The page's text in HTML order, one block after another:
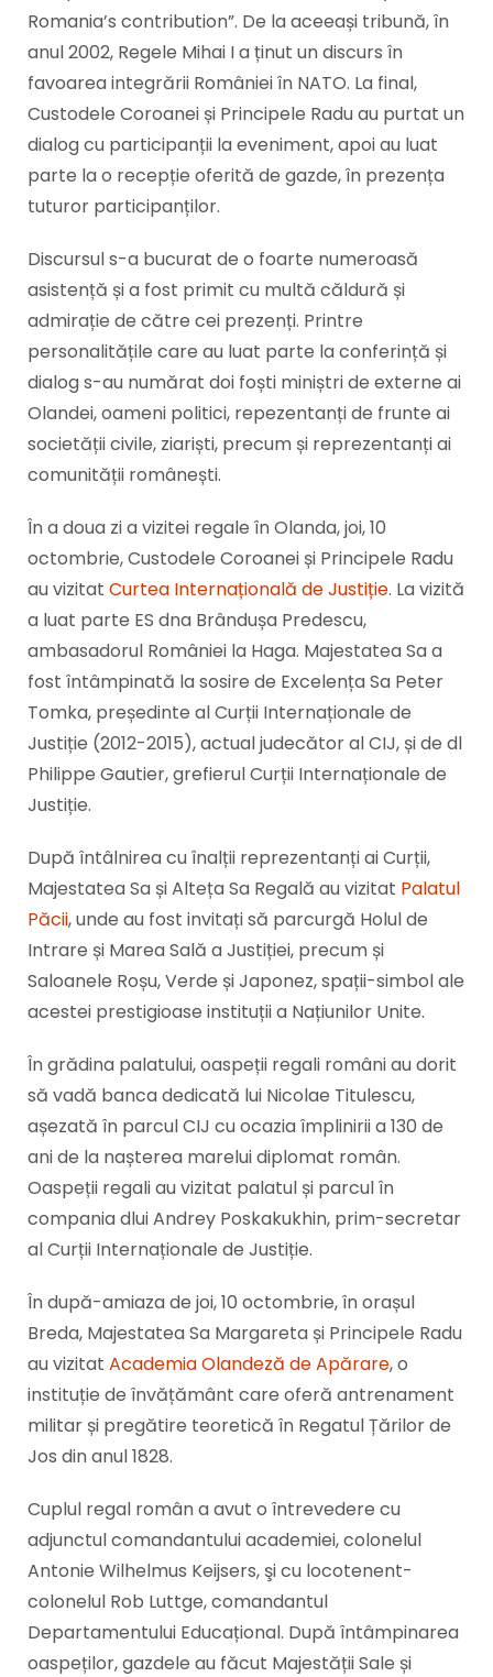
Romania’s contribution”. De la aceeași tribună, în
anul 2002, Regele Mihai I a ținut un discurs în
favoarea integrării României în NATO. La final,
Custodele Coroanei și Principele Radu au purtat un
dialog cu participanții la eveniment, apoi au luat
parte la o recepție oferită de gazde, în prezența
tuturor participanților.
Discursul s-a bucurat de o foarte numeroasă
asistență și a fost primit cu multă căldură și
admirație de către cei prezenți. Printre
personalitățile care au luat parte la conferință și
dialog s-au numărat doi foști miniștri de externe ai
Olandei, oameni politici, repezentanți de frunte ai
societății civile, ziariști, precum și reprezentanți ai
comunității românești.
În a doua zi a vizitei regale în Olanda, joi, 10
octombrie, Custodele Coroanei și Principele Radu
au vizitat Curtea Internațională de Justiție. La vizită
a luat parte ES dna Brândușa Predescu,
ambasadorul României la Haga. Majestatea Sa a
fost întâmpinată la sosire de Excelența Sa Peter
Tomka, președinte al Curții Internaționale de
Justiție (2012-2015), actual judecător al CIJ, și de dl
Philippe Gautier, grefierul Curții Internaționale de
Justiție.
După întâlnirea cu înalții reprezentanți ai Curții,
Majestatea Sa și Alteța Sa Regală au vizitat Palatul
Păcii, unde au fost invitați să parcurgă Holul de
Intrare și Marea Sală a Justiției, precum și
Saloanele Roșu, Verde și Japonez, spații-simbol ale
acestei prestigioase instituții a Națiunilor Unite.
În grădina palatului, oaspeții regali români au dorit
să vadă banca dedicată lui Nicolae Titulescu,
așezată în parcul CIJ cu ocazia împlinirii a 130 de
ani de la nașterea marelui diplomat român.
Oaspeții regali au vizitat palatul și parcul în
compania dlui Andrey Poskakukhin, prim-secretar
al Curții Internaționale de Justiție.
În după-amiaza de joi, 10 octombrie, în orașul
Breda, Majestatea Sa Margareta și Principele Radu
au vizitat Academia Olandeză de Apărare, o
instituție de învățământ care oferă antrenament
militar și pregătire teoretică în Regatul Țărilor de
Jos din anul 1828.
Cuplul regal român a avut o întrevedere cu
adjunctul comandantului academiei, colonelul
Antonie Wilhelmus Keijsers, şi cu locotenent-
colonelul Rob Luttge, comandantul
Departamentului Educațional. După întâmpinarea
oaspeților, gazdele au făcut Majestății Sale și